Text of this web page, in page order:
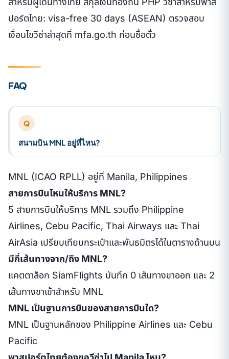
ปอร์ตไทย: visa-free 30 days (ASEAN) ตรวจสอบ
เงื่อนไขวีซ่าล่าสุดที่ mfa.go.th ก่อนซื้อตั๋ว
FAQ
Q
สนามบิน MNL อยู่ที่ไหน?
MNL (ICAO RPLL) อยู่ที่ Manila, Philippines
สายการบินไหนให้บริการ MNL?
5 สายการบินให้บริการ MNL รวมถึง Philippine
Airlines, Cebu Pacific, Thai Airways และ Thai
AirAsia เปรียบเทียบกระเป๋าและพันธมิตรได้ในตารางด้านบน
มีกี่เส้นทางจาก/ถึง MNL?
แคตตาล็อก SiamFlights บันทึก 0 เส้นทางขาออก และ 2
เส้นทางขาเข้าสำหรับ MNL
MNL เป็นฐานการบินของสายการบินใด?
MNL เป็นฐานหลักของ Philippine Airlines และ Cebu
Pacific